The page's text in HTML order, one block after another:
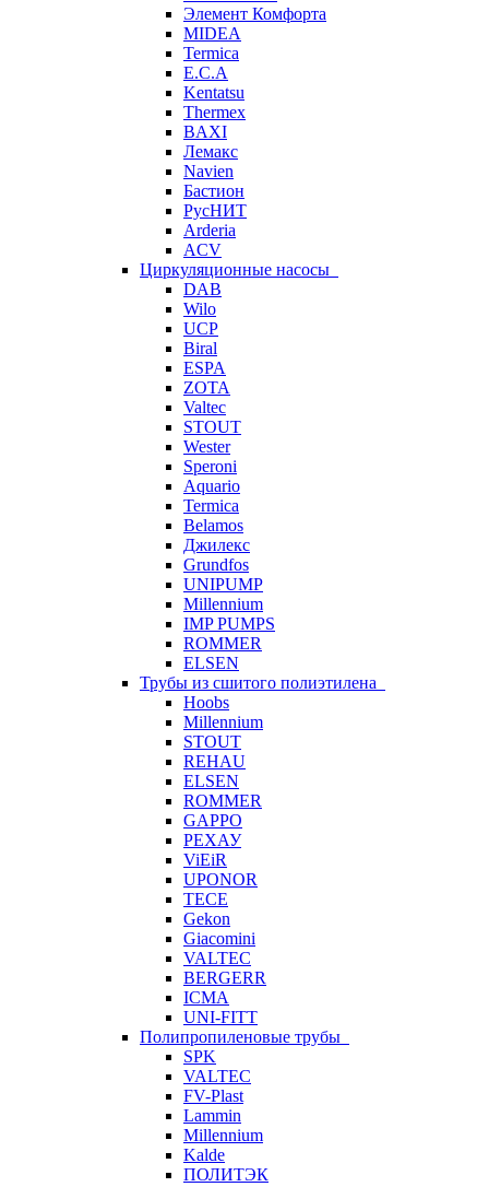
Элемент Комфорта
MIDEA
Termica
E.C.A
Kentatsu
Thermex
BAXI
Лемакс
Navien
Бастион
РусНИТ
Arderia
ACV
Циркуляционные насосы
DAB
Wilo
UCP
Biral
ESPA
ZOTA
Valtec
STOUT
Wester
Speroni
Aquario
Termica
Belamos
Джилекс
Grundfos
UNIPUMP
Millennium
IMP PUMPS
ROMMER
ELSEN
Трубы из сшитого полиэтилена
Hoobs
Millennium
STOUT
REHAU
ELSEN
ROMMER
GAPPO
РЕХАУ
ViEiR
UPONOR
TECE
Gekon
Giacomini
VALTEC
BERGERR
ICMA
UNI-FITT
Полипропиленовые трубы
SPK
VALTEC
FV-Plast
Lammin
Millennium
Kalde
ПОЛИТЭК